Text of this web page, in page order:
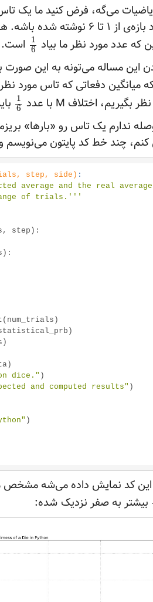
وجه اون یکی از اعداد بازه‌‌ی
که عدد مورد نظر ما بیاد
1
6 است.
مساله می‌تونه به این صورت
که میانگین دفعاتی که تاس مورد
1
6
ندارم یک تاس رو «بارها»
چند خط کد پایتون می‌نویسم
step, side) :
average and the real average
of trials.'''
step):
dice." )
and computed results" )
)
این کد نمایش داده می‌شه
بیشتر به صفر نزدیک شده: